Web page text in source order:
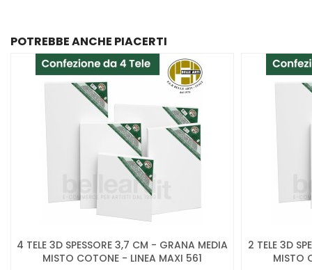
POTREBBE ANCHE PIACERTI
4 TELE 3D SPESSORE 3,7 CM - GRANA MEDIA
MISTO COTONE - LINEA MAXI 561
2 TELE 3D
MISTO